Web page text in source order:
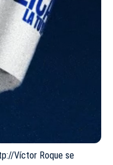
Víctor Roque se